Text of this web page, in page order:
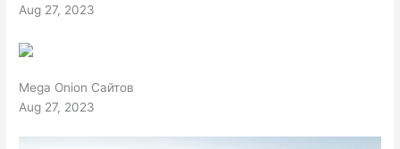
Aug 27, 2023
Mega Onion Сайтов
Aug 27, 2023